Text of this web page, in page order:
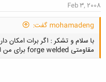
Feb 3, 2008
mohamadeng گفت:
مقاومتی forge welded برای من این زحمت را بکش .